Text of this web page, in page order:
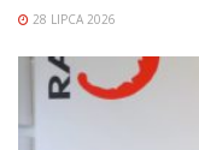
28 LIPCA 2026